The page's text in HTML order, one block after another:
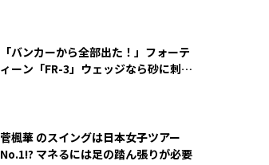
「バンカーから全部出た！」フォーテ
ィーン「FR-3」ウェッジなら砂に刺さ
菅楓華 のスイングは日本女子ツアー
No.1!? マネるには足の踏ん張りが必要